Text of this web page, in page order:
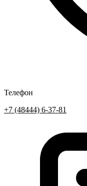
Телефон
+7 (48444) 6-37-81